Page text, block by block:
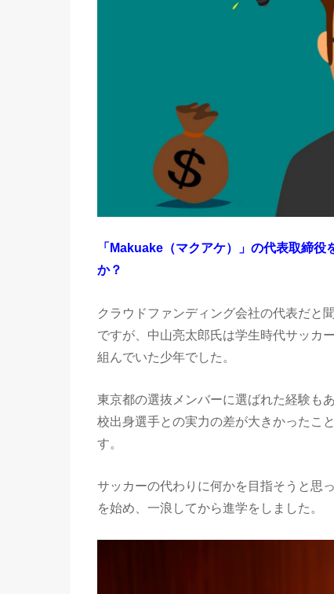
「Makuake（マクアケ）」の代表取締
か？
クラウドファンディング会社の代表だと
ですが、中山亮太郎氏は学生時代サッカ
組んでいた少年でした。
東京都の選抜メンバーに選ばれた経験も
校出身選手との実力の差が大きかったこ
す。
サッカーの代わりに何かを目指そうと思
を始め、一浪してから進学をしました。